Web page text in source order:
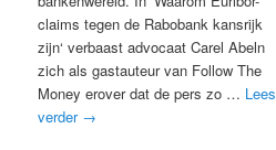
claims tegen de Rabobank kansrijk
zijn‘ verbaast advocaat Carel Abeln
zich als gastauteur van Follow The
Money erover dat de pers zo … Lees
verder →